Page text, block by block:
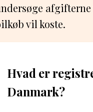
vil koste.
Hvad er
Danmark?